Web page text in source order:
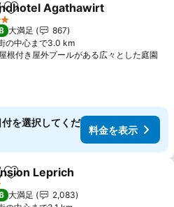
アお気に入りに追加
Agathawirt
ルのランク
大満足
867
の中心まで3.0 km
屋根付き屋外プールがある広々とした庭園
を選択してくだ
料金を表示
アお気に入りに追加
Leprich
ルのランク
大満足
2,083